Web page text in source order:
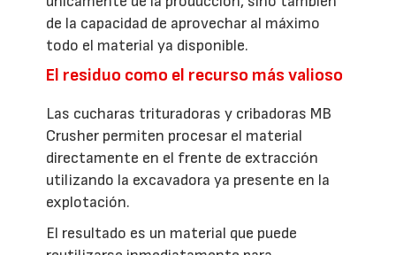
de la capacidad de aprovechar al máximo
todo el material ya disponible.
El residuo como el recurso más valioso
Las cucharas trituradoras y cribadoras MB
Crusher permiten procesar el material
directamente en el frente de extracción
utilizando la excavadora ya presente en la
explotación.
El resultado es un material que puede